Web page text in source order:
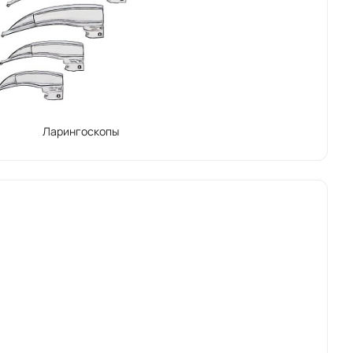
технологий, в которой работают
больницами и пациентами в более чем 150
Ларингоскопы